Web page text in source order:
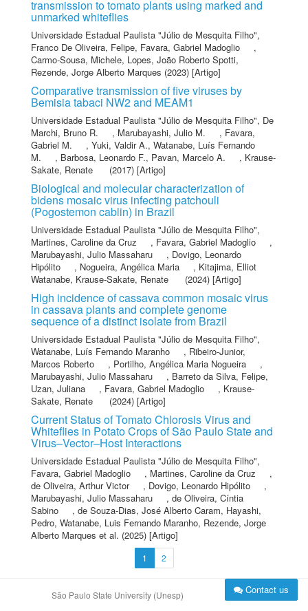
transmission to tomato plants using marked and
unmarked whiteflies
Universidade Estadual Paulista "Júlio de Mesquita Filho",
Franco De Oliveira, Felipe, Favara, Gabriel Madoglio
,
Carmo-Sousa, Michele, Lopes, João Roberto Spotti,
Rezende, Jorge Alberto Marques (2023) [Artigo]
Comparative transmission of five viruses by
Bemisia tabaci NW2 and MEAM1
Universidade Estadual Paulista "Júlio de Mesquita Filho", De
Marchi, Bruno R.
, Marubayashi, Julio M. , Favara,
Gabriel M.
, Yuki, Valdir A., Watanabe, Luís Fernando
M.
, Barbosa, Leonardo F., Pavan, Marcelo A. , Krause-
Sakate, Renate
(2017) [Artigo]
Biological and molecular characterization of
bidens mosaic virus infecting patchouli
(Pogostemon cablin) in Brazil
Universidade Estadual Paulista "Júlio de Mesquita Filho",
Martines, Caroline da Cruz
, Favara, Gabriel Madoglio
,
Marubayashi, Julio Massaharu
, Dovigo, Leonardo
Hipólito
, Nogueira, Angélica Maria , Kitajima, Elliot
Watanabe, Krause-Sakate, Renate (2024) [Artigo]
High incidence of cassava common mosaic virus
in cassava plants and complete genome
sequence of a distinct isolate from Brazil
Universidade Estadual Paulista "Júlio de Mesquita Filho",
Watanabe, Luís Fernando Maranho
, Ribeiro-Junior,
Marcos Roberto
, Portilho, Angélica Maria Nogueira
,
Marubayashi, Julio Massaharu
, Barreto da Silva, Felipe,
Uzan, Juliana
, Favara, Gabriel Madoglio , Krause-
Sakate, Renate
(2024) [Artigo]
Current Status of Tomato Chlorosis Virus and
Whiteflies in Potato Crops of São Paulo State and
Virus–Vector–Host Interactions
Universidade Estadual Paulista "Júlio de Mesquita Filho",
Favara, Gabriel Madoglio
, Martines, Caroline da Cruz
,
de Oliveira, Arthur Victor
, Dovigo, Leonardo Hipólito
,
Marubayashi, Julio Massaharu
, de Oliveira, Cíntia
Sabino
, de Souza-Dias, José Alberto Caram, Hayashi,
Pedro, Watanabe, Luis Fernando Maranho, Rezende, Jorge
Alberto Marques et al. (2025) [Artigo]
1 2
São Paulo State University (Unesp) Contact us